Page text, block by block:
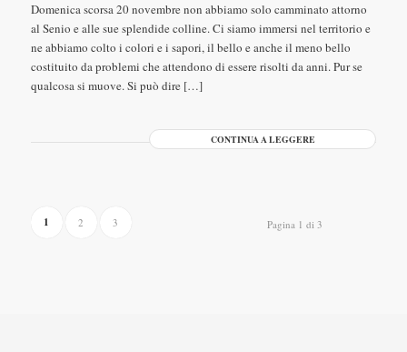
Domenica scorsa 20 novembre non abbiamo solo camminato attorno
al Senio e alle sue splendide colline. Ci siamo immersi nel territorio e
ne abbiamo colto i colori e i sapori, il bello e anche il meno bello
costituito da problemi che attendono di essere risolti da anni. Pur se
qualcosa si muove. Si può dire […]
CONTINUA A LEGGERE
Pagina 1 di 3
1 2 3